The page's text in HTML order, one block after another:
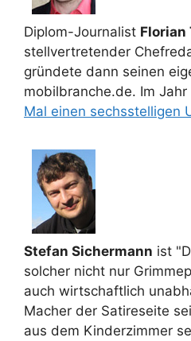
Diplom-Journalist Florian
stellvertretender
gründete dann seinen
mobilbranche.de. Im
Mal einen sechsstelligen
Stefan Sichermann ist
solcher nicht nur
auch wirtschaftlich
Macher der Satireseite
aus dem Kinderzimmer